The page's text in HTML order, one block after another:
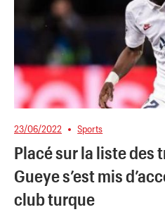
23/06/2022 Sports
Placé sur la liste des
Gueye s’est mis
club turque